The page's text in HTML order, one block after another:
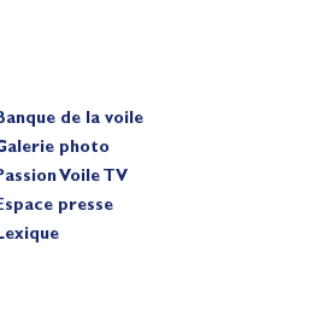
de la voile
photo
Voile TV
presse